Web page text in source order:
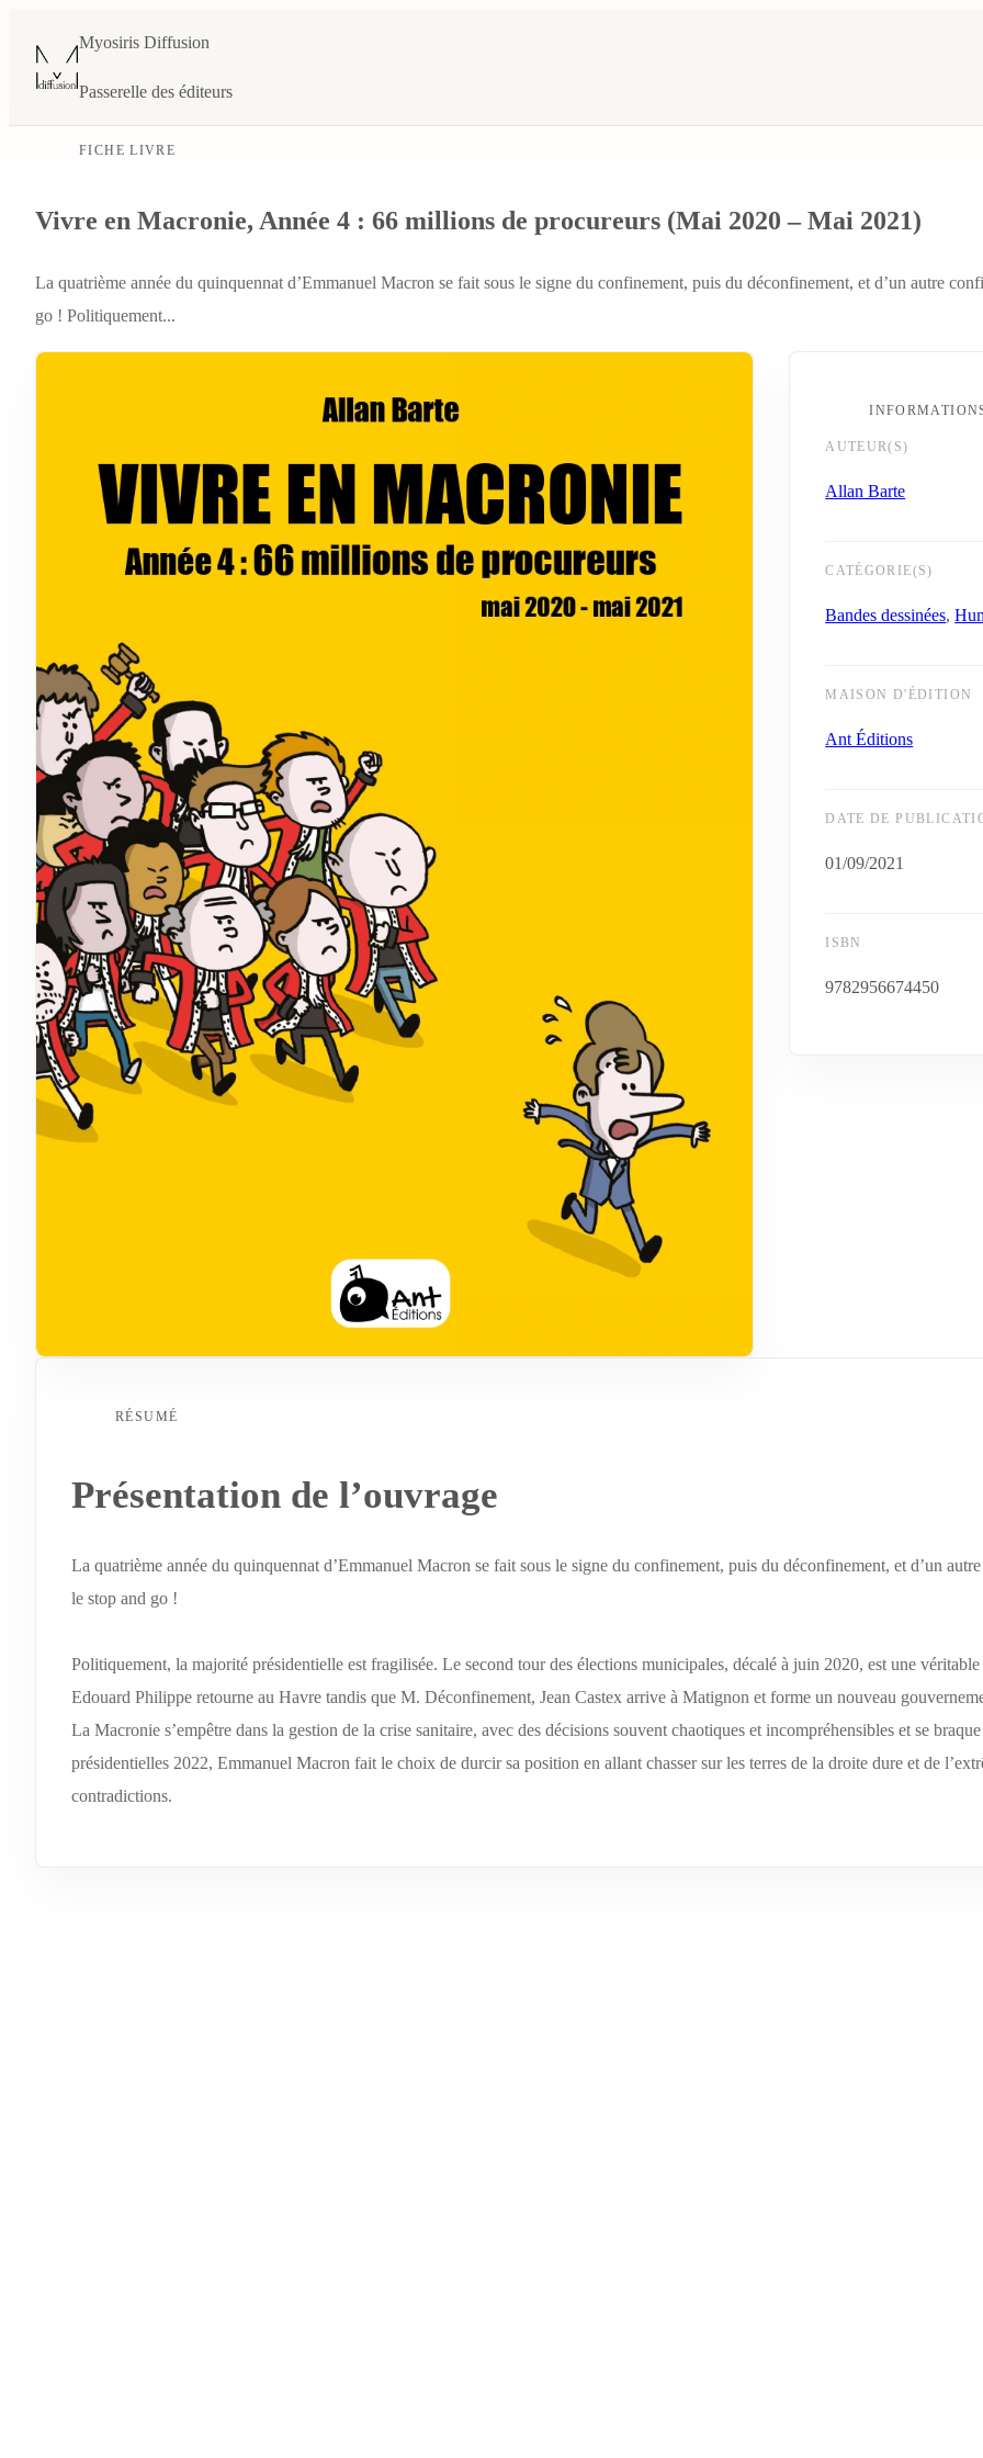
Myosiris Diffusion
Passerelle des éditeurs
FICHE LIVRE
Vivre en Macronie, Année 4 : 66 millions de procureurs (Mai 2020 – Mai 2021)
La quatrième année du quinquennat d’Emmanuel Macron se fait sous le signe du confinement, puis du déconfinement, et d’un autre
go ! Politiquement...
AUTEUR(S)
Allan Barte
CATÉGORIE(S)
Bandes dessinées,
MAISON D'ÉDITION
Ant Éditions
DATE DE
01/09/2021
ISBN
9782956674450
RÉSUMÉ
Présentation de l’ouvrage
La quatrième année du quinquennat d’Emmanuel Macron se fait sous le signe du confinement, puis du déconfinement, et d’un
le stop and go !
Politiquement, la majorité présidentielle est fragilisée. Le second tour des élections municipales, décalé à juin 2020, est une
Edouard Philippe retourne au Havre tandis que M. Déconfinement, Jean Castex arrive à Matignon et forme un nouveau
La Macronie s’empêtre dans la gestion de la crise sanitaire, avec des décisions souvent chaotiques et incompréhensibles et se
présidentielles 2022, Emmanuel Macron fait le choix de durcir sa position en allant chasser sur les terres de la droite dure et de
contradictions.